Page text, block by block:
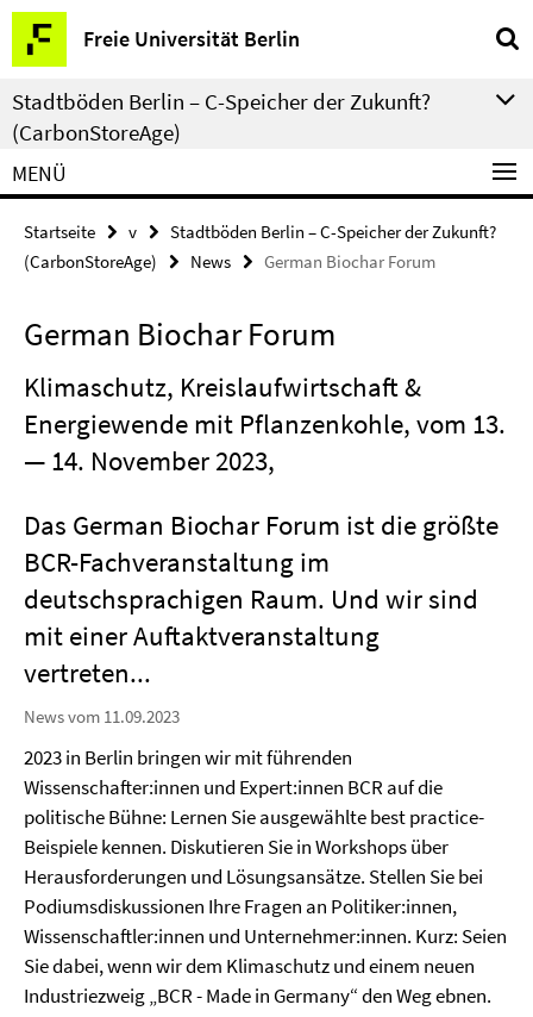
Springe
direkt
zu
Inhalt
Freie Universität Berlin
Service-
Navigation
Stadtböden Berlin – C-Speicher der Zukunft?
(CarbonStoreAge)
MENÜ
Startseite v
Stadtböden Berlin – C-Speicher der Zukunft?
(CarbonStoreAge)
News German Biochar Forum
German Biochar Forum
Klimaschutz, Kreislaufwirtschaft &
Energiewende mit Pflanzenkohle, vom 13.
— 14. November 2023,
Das German Biochar Forum ist die größte
BCR-Fachveranstaltung im
deutschsprachigen Raum. Und wir sind
mit einer Auftaktveranstaltung
vertreten...
News vom 11.09.2023
2023 in Berlin bringen wir mit führenden
Wissenschafter:innen und Expert:innen BCR auf die
politische Bühne: Lernen Sie ausgewählte best practice-
Beispiele kennen. Diskutieren Sie in Workshops über
Herausforderungen und Lösungsansätze. Stellen Sie bei
Podiumsdiskussionen Ihre Fragen an Politiker:innen,
Wissenschaftler:innen und Unternehmer:innen. Kurz: Seien
Sie dabei, wenn wir dem Klimaschutz und einem neuen
Industriezweig „BCR - Made in Germany“ den Weg ebnen.